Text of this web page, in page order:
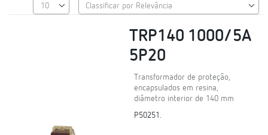
TRP140 1000/5A
5P20
Transformador de proteção,
encapsulados em resina,
diâmetro interior de 140 mm
P50251.